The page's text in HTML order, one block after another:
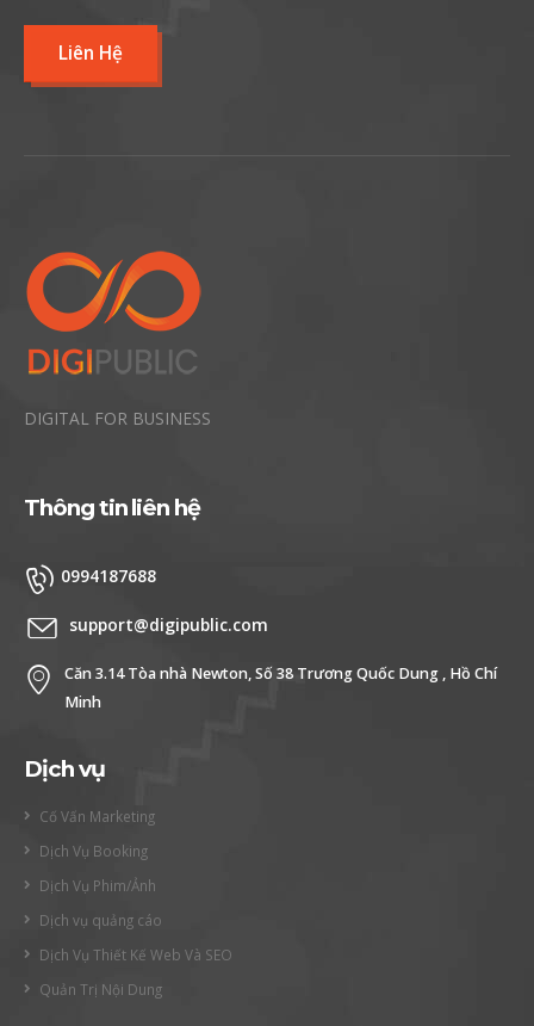
Liên Hệ
DIGITAL FOR BUSINESS
Thông tin liên hệ
0994187688
support@digipublic.com
Căn 3.14 Tòa nhà Newton, Số 38 Trương Quốc Dung , Hồ Chí
Minh
Dịch vụ
Cố Vấn Marketing
Dịch Vụ Booking
Dịch Vụ Phim/Ảnh
Dịch vụ quảng cáo
Dịch Vụ Thiết Kế Web Và SEO
Quản Trị Nội Dung